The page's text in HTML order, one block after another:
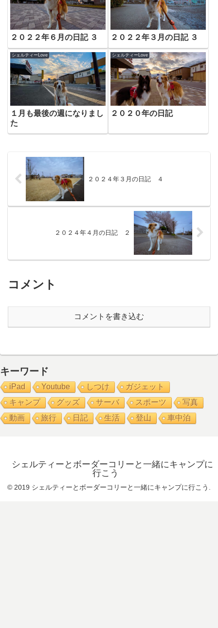
２０２２年６月の日記 ３ ２０２２年３月の日記 ３
シェルティーLove
１月も最後の週になりまし
た
シェルティーLove
２０２０年の日記
２０２４年３月の日記 ４
２０２４年４月の日記 ２
コメント
コメントを書き込む
キーワード
iPad Youtube しつけ
ガジェット
キャンプ
グッズ サーバ スポーツ
写真
動画
旅行 日記 生活 登山 車中泊
シェルティーとボーダーコリーと一緒にキャンプに
行こう
© 2019 シェルティーとボーダーコリーと一緒にキャンプに行こう.